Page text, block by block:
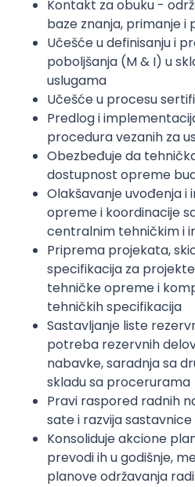
Kontakt za obuku -
baze znanja, primanje i
Učešće u definisanju i
poboljšanja (M & I) u
uslugama
Učešće u procesu
Predlog i
procedura vezanih za
Obezbeđuje da
dostupnost opreme
Olakšavanje uvođenja
opreme i koordinacije
centralnim tehničkim i
Priprema projekata,
specifikacija za
tehničke opreme i
tehničkih specifikacija
Sastavljanje liste
potreba rezervnih
nabavke, saradnja sa
skladu sa procerurama
Pravi raspored radnih
sate i razvija
Konsoliduje akcione
prevodi ih u godišnje,
planove održavanja